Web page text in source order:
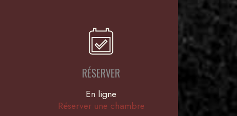
RÉSERVER
En ligne
Réserver une chambre